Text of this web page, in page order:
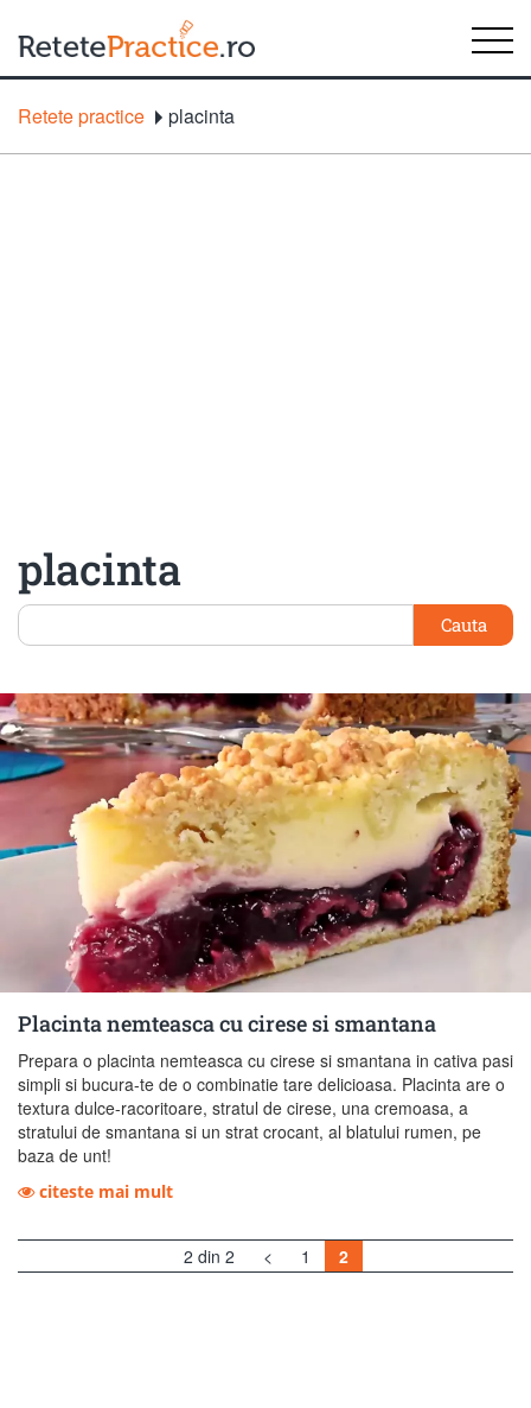
Retete practice placinta
placinta
Cauta
Placinta nemteasca cu cirese si smantana
Prepara o placinta nemteasca cu cirese si smantana in cativa pasi
simpli si bucura-te de o combinatie tare delicioasa. Placinta are o
textura dulce-racoritoare, stratul de cirese, una cremoasa, a
stratului de smantana si un strat crocant, al blatului rumen, pe
baza de unt!
citeste mai mult
2 din 2 < 1 2